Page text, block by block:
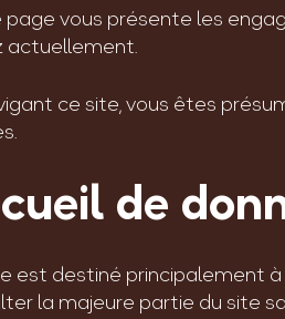
vous présente les
actuellement.
ce site, vous êtes
de
est destiné principalement
la majeure partie du site